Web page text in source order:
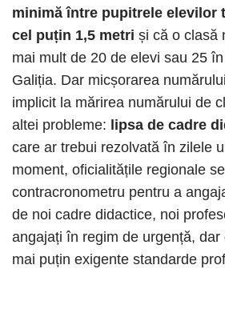
minimă între pupitrele elevilor
cel puțin 1,5 metri și că o clasă
mai mult de 20 de elevi sau 25
Galiția. Dar micșorarea
implicit la mărirea numărului de
altei probleme: lipsa de cadre
care ar trebui rezolvată în zilele
moment, oficialitățile regionale
contracronometru pentru a
de noi cadre didactice, noi
angajați în regim de urgență, dar
mai puțin exigente standarde